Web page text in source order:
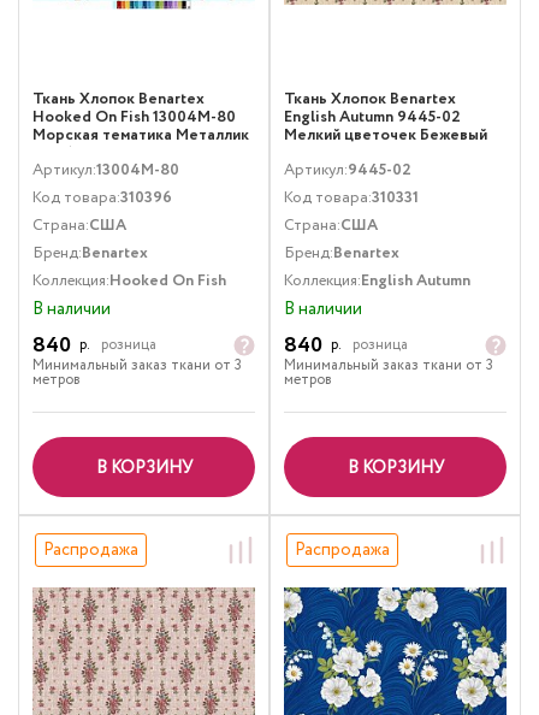
Ткань Хлопок Benartex
Hooked On Fish 13004M-80
Морская тематика Металлик
Голубой
Артикул:13004M-80
Код товара:310396
Страна:США
Бренд:Benartex
Коллекция:Hooked On Fish
В наличии
840 р.
розница
Минимальный заказ ткани от 3
метров
В КОРЗИНУ
Ткань Хлопок Benartex
English Autumn 9445-02
Мелкий цветочек Бежевый
Артикул:9445-02
Код товара:310331
Страна:США
Бренд:Benartex
Коллекция:English Autumn
В наличии
840 р.
розница
Минимальный заказ ткани от 3
метров
В КОРЗИНУ
Распродажа Распродажа